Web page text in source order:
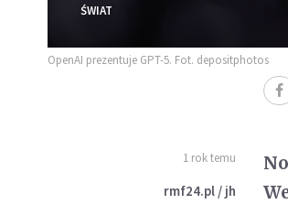
ŚWIAT
OpenAI prezentuje GPT-5. Fot. depositphotos
1 rok temu
rmf24.pl / jh